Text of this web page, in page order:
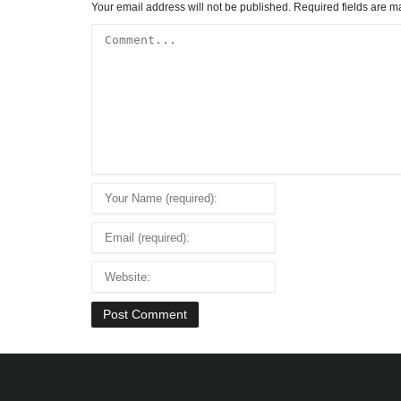
Your email address will not be published. Required fields are